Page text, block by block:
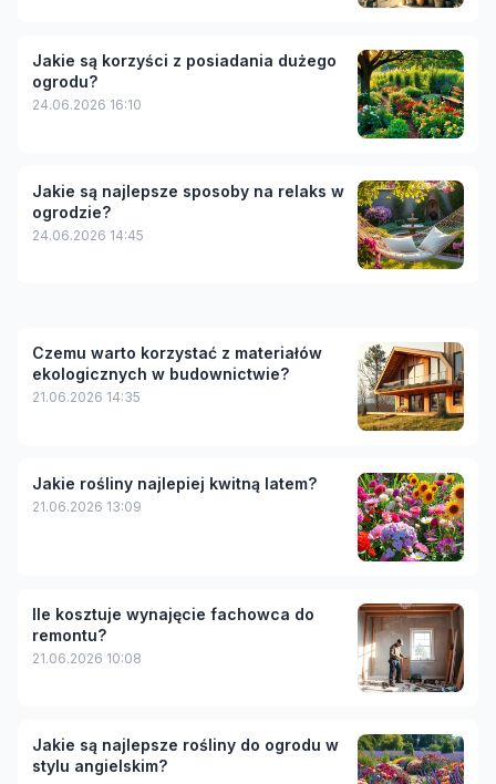
Jakie są korzyści z posiadania dużego
ogrodu?
24.06.2026 16:10
Jakie są najlepsze sposoby na relaks w
ogrodzie?
24.06.2026 14:45
Czemu warto korzystać z materiałów
ekologicznych w budownictwie?
21.06.2026 14:35
Jakie rośliny najlepiej kwitną latem?
21.06.2026 13:09
Ile kosztuje wynajęcie fachowca do
remontu?
21.06.2026 10:08
Jakie są najlepsze rośliny do ogrodu w
stylu angielskim?